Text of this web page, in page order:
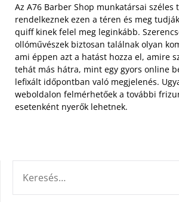
Az A76 Barber Shop munkatársai széles
rendelkeznek ezen a téren és meg
quiff kinek felel meg leginkább.
ollóművészek biztosan találnak olyan
ami éppen azt a hatást hozza el, amire
tehát más hátra, mint egy gyors online
lefixált időpontban való megjelenés.
weboldalon felmérhetőek a további
esetenként nyerők lehetnek.